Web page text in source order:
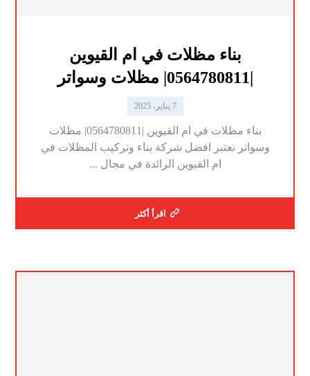
بناء مظلات في ام القيوين
7 يناير، 2025
بناء مظلات في ام القيوين |0564780811| مظلات
وسواتر نعتبر افضل شركة بناء وتركيب المظلات في
ام القيوين الرائدة في مجال ...
اقرأ أكثر